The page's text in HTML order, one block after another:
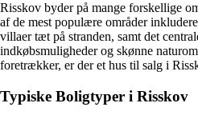
Risskov byder på mange forskellige
af de mest populære områder
villaer tæt på stranden, samt det
indkøbsmuligheder og skønne
foretrækker, er der et hus til salg i
Typiske Boligtyper i Risskov